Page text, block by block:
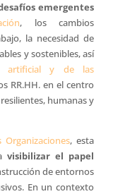
emergentes
, los cambios
la necesidad de
y sostenibles, así
artificial y de las
RR.HH. en el centro
humanas y
, esta
visibilizar el papel
de entornos
En un contexto